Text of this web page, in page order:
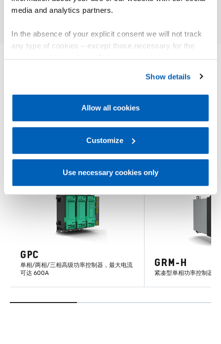
media and analytics partners.
In the absence of your explicit consent we will not track
any type of cookies – except those necessary for the
Gefran - Cookie
policy.
regarding processing of personal data, at the following
Gefran - Privacy Policy.
Show details
Allow all cookies
Customize
Use necessary cookies only
您可能会感兴趣
GPC
单相/两相/三相高级功率控制器，最大电流
可达 600A
GRM-H
紧凑型单相功率控制器